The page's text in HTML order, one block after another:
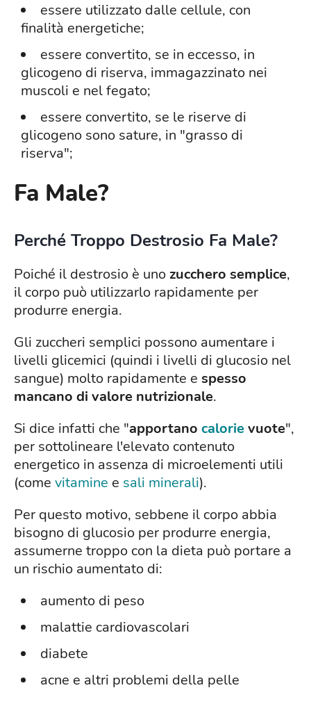
essere utilizzato dalle cellule, con
finalità energetiche;
essere convertito, se in eccesso, in
glicogeno di riserva, immagazzinato nei
muscoli e nel fegato;
essere convertito, se le riserve di
glicogeno sono sature, in "grasso di
riserva";
Fa Male?
Perché Troppo Destrosio Fa Male?
Poiché il destrosio è uno zucchero semplice,
il corpo può utilizzarlo rapidamente per
produrre energia.
Gli zuccheri semplici possono aumentare i
livelli glicemici (quindi i livelli di glucosio nel
sangue) molto rapidamente e spesso
mancano di valore nutrizionale.
Si dice infatti che "apportano calorievuote",
per sottolineare l'elevato contenuto
energetico in assenza di microelementi utili
(come vitamine e sali minerali).
Per questo motivo, sebbene il corpo abbia
bisogno di glucosio per produrre energia,
assumerne troppo con la dieta può portare a
un rischio aumentato di:
aumento di peso
malattie cardiovascolari
diabete
acne e altri problemi della pelle